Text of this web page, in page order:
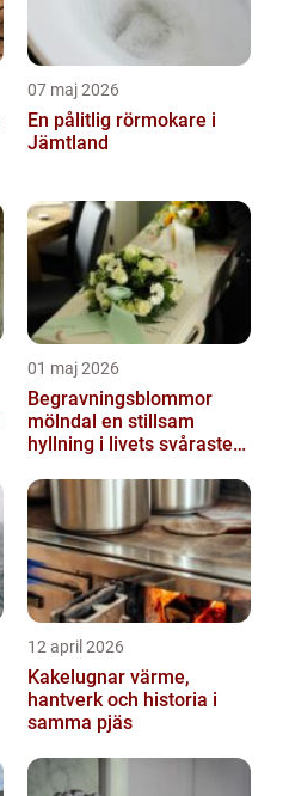
07 maj 2026
En pålitlig rörmokare i
Jämtland
01 maj 2026
Begravningsblommor
mölndal en stillsam
hyllning i livets svåraste
12 april 2026
Kakelugnar värme,
hantverk och historia i
samma pjäs